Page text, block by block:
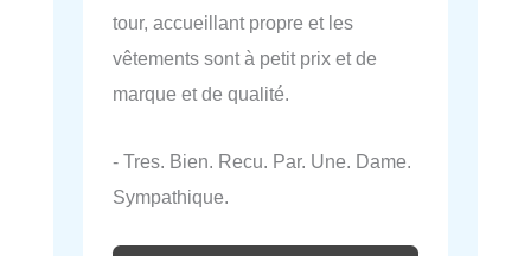
tour, accueillant propre et les
vêtements sont à petit prix et de
marque et de qualité.
- Tres. Bien. Recu. Par. Une. Dame.
Sympathique.